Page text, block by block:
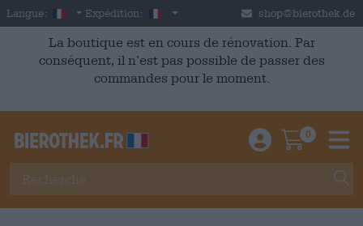
Skip to main content
Langue: French
Expédition: France shop@bierothek.de
La boutique est en cours de rénovation. Par
conséquent, il n’est pas possible de passer des
commandes pour le moment.
Einloggen /
0